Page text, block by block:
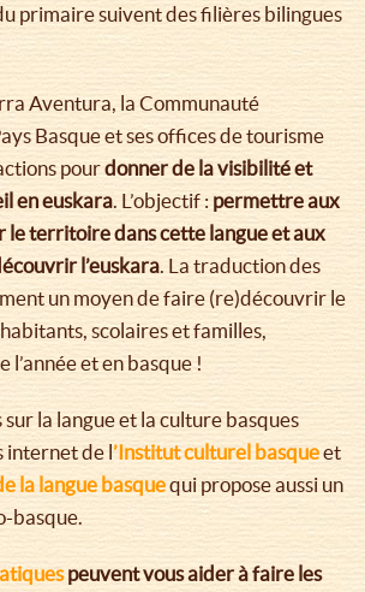
primaire suivent des filières bilingues
Aventura, la Communauté
Basque et ses offices de tourisme
pourdonner de la visibilité et
en euskara. L’objectif : permettre aux
le territoire dans cette langue et aux
l’euskara. La traduction des
un moyen de faire (re)découvrir le
habitants, scolaires et familles,
et en basque !
sur la langue et la culture basques
internet de l’Institut culturel basqueet
la langue basquequi propose aussi un
basque.
peuvent vous aider à faire les